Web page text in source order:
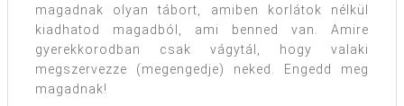
magadnak olyan tábort, amiben korlátok nélkül
kiadhatod magadból, ami benned van. Amire
gyerekkorodban csak vágytál, hogy valaki
megszervezze (megengedje) neked. Engedd meg
magadnak!